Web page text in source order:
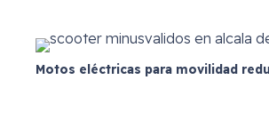
Motos eléctricas para movilidad